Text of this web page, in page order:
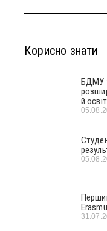
Корисно знати
БДМУ
й